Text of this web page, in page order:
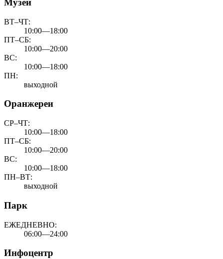
Музей
ВТ–ЧТ:
10:00—18:00
ПТ–СБ:
10:00—20:00
ВС:
10:00—18:00
ПН:
выходной
Оранжереи
СР–ЧТ:
10:00—18:00
ПТ–СБ:
10:00—20:00
ВС:
10:00—18:00
ПН–ВТ:
выходной
Парк
ЕЖЕДНЕВНО:
06:00—24:00
Инфоцентр